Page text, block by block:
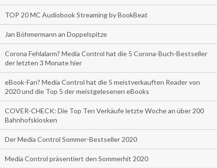
TOP 20 MC Audiobook Streaming by BookBeat
Jan Böhmermann an Doppelspitze
Corona Fehlalarm? Media Control hat die 5 Corona-Buch-Bestseller
der letzten 3 Monate hier
eBook-Fan? Media Control hat die 5 meistverkauften Reader von
2020 und die Top 5 der meistgelesenen eBooks
COVER-CHECK: Die Top Ten Verkäufe letzte Woche an über 200
Bahnhofskiosken
Der Media Control Sommer-Bestseller 2020
Media Control präsentiert den Sommerhit 2020